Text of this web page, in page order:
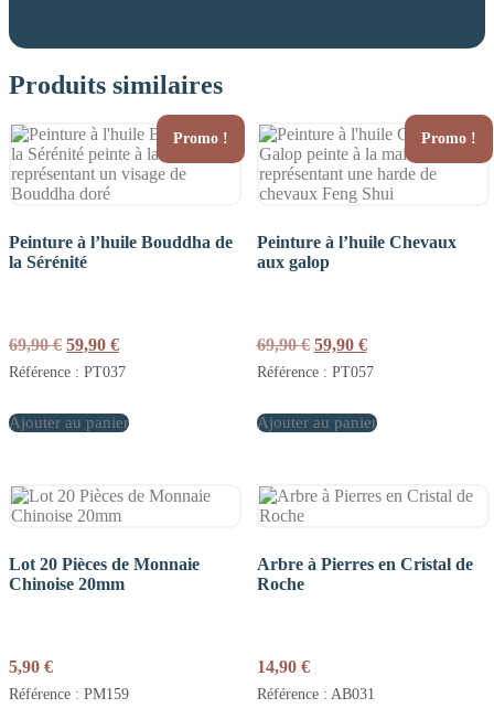
Produits similaires
Promo !
Peinture à l’huile Bouddha de
la Sérénité
69,90€ Le
prix
initial
69,90 €.
59,90 €Le
prix
actuel
59,90 €.
Référence : PT037
Ajouter au panier
Promo !
Peinture à l’huile Chevaux
aux galop
69,90€ Le
prix
initial
69,90 €.
59,90 €Le
prix
actuel
59,90 €.
Référence : PT057
Ajouter au panier
Lot 20 Pièces de Monnaie
Chinoise 20mm
5,90 €
Référence : PM159
Arbre à Pierres en Cristal de
Roche
14,90 €
Référence : AB031